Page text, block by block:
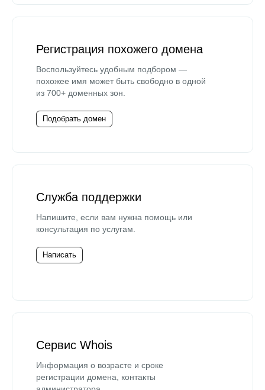
Регистрация похожего домена
Воспользуйтесь удобным подбором —
похожее имя может быть свободно в одной
из 700+ доменных зон.
Подобрать домен
Служба поддержки
Напишите, если вам нужна помощь или
консультация по услугам.
Написать
Сервис Whois
Информация о возрасте и сроке
регистрации домена, контакты